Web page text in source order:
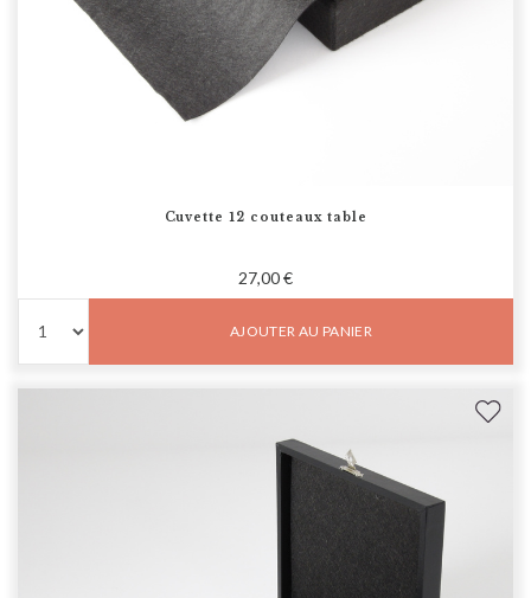
Cuvette 12 couteaux table
27,00 €
AJOUTER AU PANIER